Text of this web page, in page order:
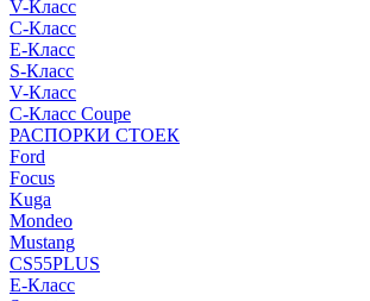
V-Класс
C-Класс
E-Класс
S-Класс
V-Класс
C-Класс Coupe
РАСПОРКИ СТОЕК
Ford
Focus
Kuga
Mondeo
Mustang
CS55PLUS
E-Класс